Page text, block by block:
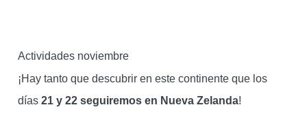
Actividades noviembre
¡Hay tanto que descubrir en este continente que los
días 21 y 22 seguiremos en Nueva Zelanda!